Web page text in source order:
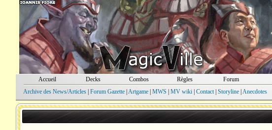
Accueil Decks Combos Règles Forum
Archive des News/Articles| Forum Gazette| Artgame| MWS MV wiki| Contact| Storyline| Anecdotes